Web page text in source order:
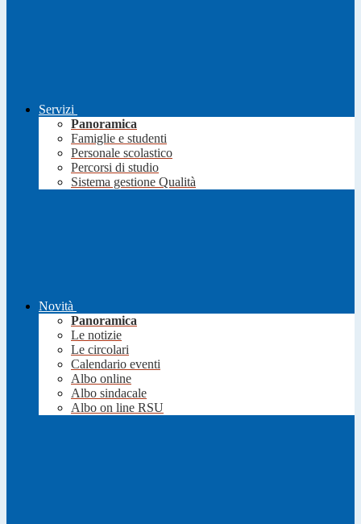
Servizi
Panoramica
Famiglie e studenti
Personale scolastico
Percorsi di studio
Sistema gestione Qualità
Novità
Panoramica
Le notizie
Le circolari
Calendario eventi
Albo online
Albo sindacale
Albo on line RSU